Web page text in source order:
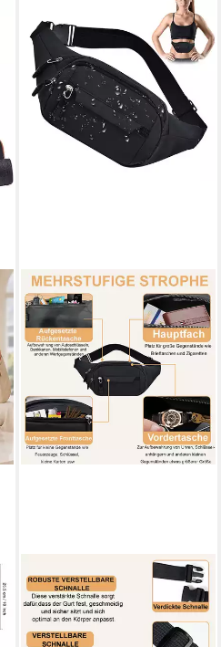
MUTIG
Schultertasche Bauchtasche
für Herren Damen
wasserdichte Gürteltasche